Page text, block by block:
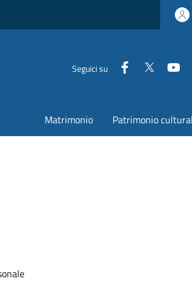
Seguici su Faceboook
Twitter
Matrimonio Patrimonio